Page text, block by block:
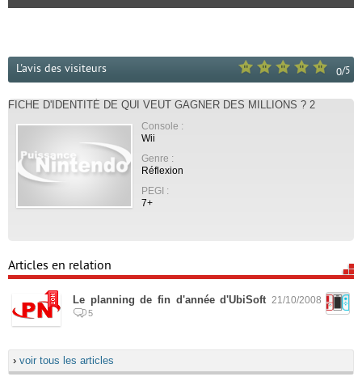
0/5
L'avis des visiteurs
FICHE D'IDENTITÉ DE QUI VEUT GAGNER DES MILLIONS ? 2
Console :
Wii
Genre :
Réflexion
PEGI :
7+
Articles en relation
Le planning de fin d'année d'UbiSoft 21/10/2008
5
› voir tous les articles